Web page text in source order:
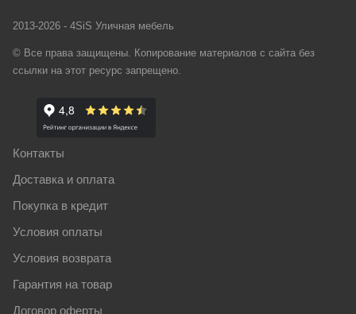
2013-2026 - 4SiS Уличная мебель
© Все права защищены. Копирование материалов с сайта без
ссылки на этот ресурс запрещено.
Контакты
Доставка и оплата
Покупка в кредит
Условия оплаты
Условия возврата
Гарантия на товар
Договор оферты